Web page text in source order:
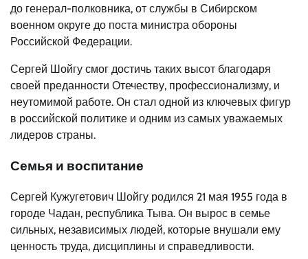
до генерал-полковника, от службы в Сибирском
военном округе до поста министра обороны
Российской Федерации.
Сергей Шойгу смог достичь таких высот благодаря
своей преданности Отечеству, профессионализму, и
неутомимой работе. Он стал одной из ключевых фигур
в российской политике и одним из самых уважаемых
лидеров страны.
Семья и воспитание
Сергей Кужугетович Шойгу родился 21 мая 1955 года в
городе Чадан, республика Тыва. Он вырос в семье
сильных, независимых людей, которые внушали ему
ценность труда, дисциплины и справедливости.